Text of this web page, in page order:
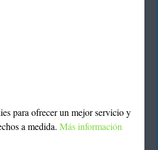
para ofrecer un mejor servicio y
a medida. Más información